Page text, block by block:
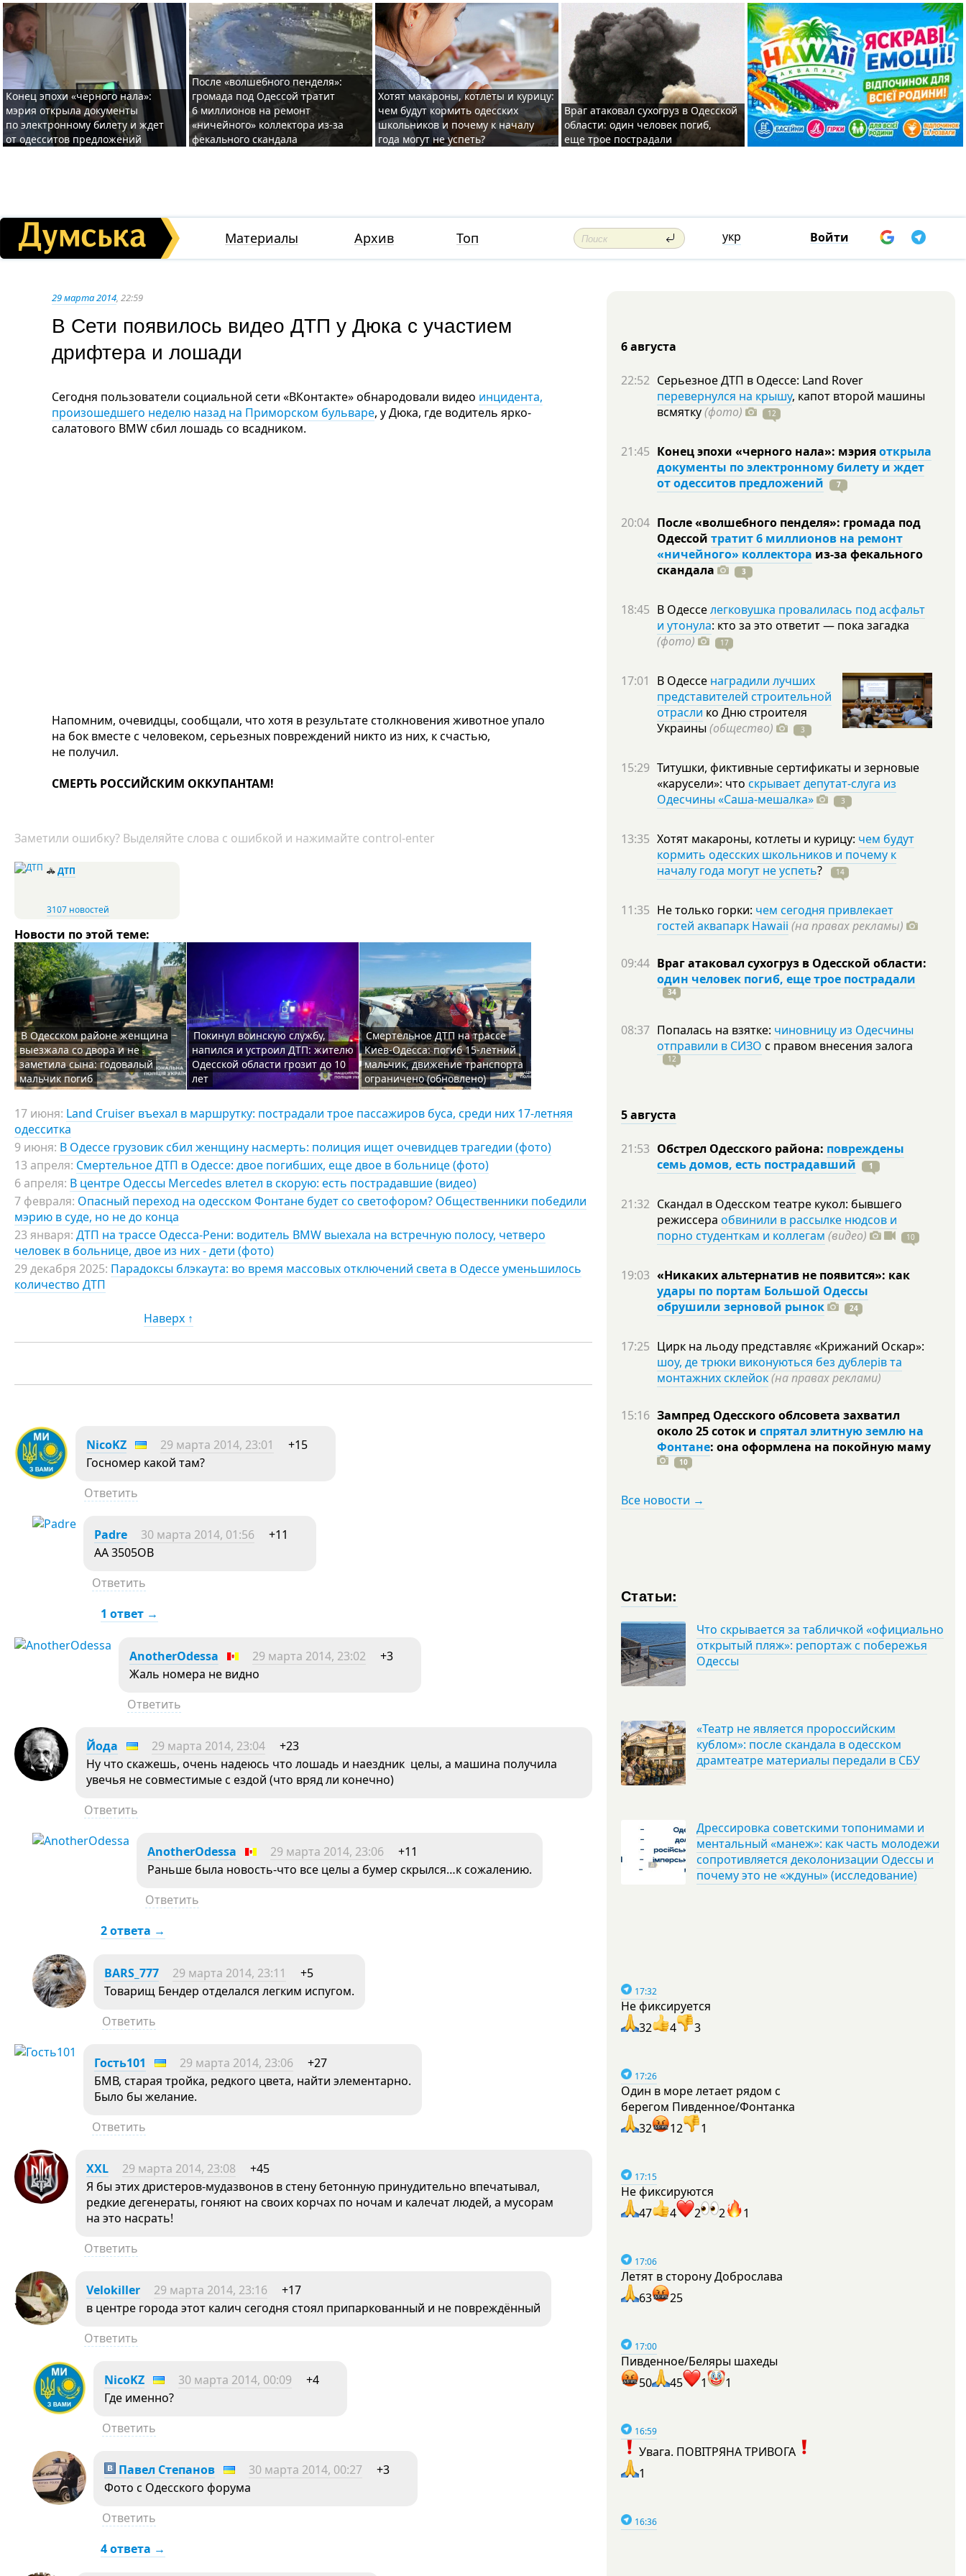
Конец эпохи «черного нала»:
мэрия открыла документы
по электронному билету и ждет
от одесситов предложений
После «волшебного пенделя»:
громада под Одессой тратит
6 миллионов на ремонт
«ничейного» коллектора из-за
фекального скандала
Хотят макароны, котлеты и курицу:
чем будут кормить одесских
школьников и почему к началу
года могут не успеть?
Враг атаковал сухогруз в Одесской
области: один человек погиб,
еще трое пострадали
Материалы Архив Топ укр Войти
29 марта 2014, 22:59
В Сети появилось видео ДТП у Дюка с участием
дрифтера и лошади
Сегодня пользователи социальной сети «ВКонтакте» обнародовали видео инцидента,
произошедшего неделю назад на Приморском бульваре, у Дюка, где водитель ярко-
салатового BMW сбил лошадь со всадником.
Напомним, очевидцы, сообщали, что хотя в результате столкновения животное упало
на бок вместе с человеком, серьезных повреждений никто из них, к счастью,
не получил.
СМЕРТЬ РОССИЙСКИМ ОККУПАНТАМ!
Заметили ошибку? Выделяйте слова с ошибкой и нажимайте control-enter
🚓ДТП
3107 новостей
Новости по этой теме:
В Одесском районе женщина
выезжала со двора и не
заметила сына: годовалый
мальчик погиб
Покинул воинскую службу,
напился и устроил ДТП: жителю
Одесской области грозит до 10
лет
Смертельное ДТП на трассе
Киев-Одесса: погиб 15-летний
мальчик, движение транспорта
ограничено (обновлено)
17 июня: Land Cruiser въехал в маршрутку: пострадали трое пассажиров буса, среди них 17-летняя
одесситка
9 июня: В Одессе грузовик сбил женщину насмерть: полиция ищет очевидцев трагедии (фото)
13 апреля: Смертельное ДТП в Одессе: двое погибших, еще двое в больнице (фото)
6 апреля: В центре Одессы Mercedes влетел в скорую: есть пострадавшие (видео)
7 февраля: Опасный переход на одесском Фонтане будет со светофором? Общественники победили
мэрию в суде, но не до конца
23 января: ДТП на трассе Одесса-Рени: водитель BMW выехала на встречную полосу, четверо
человек в больнице, двое из них - дети (фото)
29 декабря 2025: Парадоксы блэкаута: во время массовых отключений света в Одессе уменьшилось
количество ДТП
Наверх ↑
NicoKZ 29 марта 2014, 23:01
+15
Госномер какой там?
Ответить
Padre 30 марта 2014, 01:56
+11
AA 3505OB
Ответить
1 ответ →
AnotherOdessa 29 марта 2014, 23:02
+3
Жаль номера не видно
Ответить
Йода 29 марта 2014, 23:04
+23
Ну что скажешь, очень надеюсь что лошадь и наездник целы, а машина получила
увечья не совместимые с ездой (что вряд ли конечно)
Ответить
AnotherOdessa 29 марта 2014, 23:06
+11
Раньше была новость-что все целы а бумер скрылся…к сожалению.
Ответить
2 ответа →
BARS_777 29 марта 2014, 23:11
+5
Товарищ Бендер отделался легким испугом.
Ответить
Гость101 29 марта 2014, 23:06
+27
БМВ, старая тройка, редкого цвета, найти элементарно.
Было бы желание.
Ответить
XXL 29 марта 2014, 23:08
+45
Я бы этих дристеров-мудазвонов в стену бетонную принудительно впечатывал,
редкие дегенераты, гоняют на своих корчах по ночам и калечат людей, а мусорам
на это насрать!
Ответить
Velokiller 29 марта 2014, 23:16
+17
в центре города этот калич сегодня стоял припаркованный и не повреждённый
Ответить
NicoKZ 30 марта 2014, 00:09
+4
Где именно?
Ответить
Павел Степанов 30 марта 2014, 00:27
+3
Фото с Одесского форума
Ответить
4 ответа →
6 августа
22:52 Серьезное ДТП в Одессе: Land Rover
перевернулся на крышу, капот второй машины
всмятку(фото) 12
21:45 Конец эпохи «черного нала»: мэрияоткрыла
документы по электронному билету и ждет
от одесситов предложений
7
20:04 После «волшебного пенделя»: громада под
Одессой тратит 6 миллионов на ремонт
«ничейного» коллектора из-за фекального
скандала
3
18:45 В Одесселегковушка провалилась под асфальт
и утонула: кто за это ответит — пока загадка
(фото)
17
17:01 В Одессе наградили лучших
представителей строительной
отрасли ко Дню строителя
Украины (общество) 3
15:29 Титушки, фиктивные сертификаты и зерновые
«карусели»: что скрывает депутат-слуга из
Одесчины «Саша-мешалка»
3
13:35 Хотят макароны, котлеты и курицу: чем будут
кормить одесских школьников и почему к
началу года могут не успеть? 14
11:35 Не только горки: чем сегодня привлекает
гостей аквапарк Hawaii (на правах рекламы)
09:44 Враг атаковал сухогруз в Одесской области:
один человек погиб, еще трое пострадали
34
08:37 Попалась на взятке: чиновницу из Одесчины
отправили в СИЗО с правом внесения залога
12
5 августа
21:53 Обстрел Одесского района: повреждены
семь домов, есть пострадавший
1
21:32 Скандал в Одесском театре кукол: бывшего
режиссера обвинили в рассылке нюдсов и
порно студенткам и коллегам (видео) 10
19:03 «Никаких альтернатив не появится»: как
удары по портам Большой Одессы
обрушили зерновой рынок
24
17:25 Цирк на льоду представляє «Крижаний Оскар»:
шоу, де трюки виконуються без дублерів та
монтажних склейок(на правах реклами)
15:16 Зампред Одесского облсовета захватил
около 25 соток и спрятал элитную землю на
Фонтане: она оформлена на покойную маму
10
Все новости →
Статьи:
Что скрывается за табличкой «официально
открытый пляж»: репортаж с побережья
Одессы
«Театр не является пророссийским
кублом»: после скандала в одесском
драмтеатре материалы передали в СБУ
Дрессировка советскими топонимами и
ментальный «манеж»: как часть молодежи
сопротивляется деколонизации Одессы и
почему это не «ждуны» (исследование)
17:32
Не фиксируется
32
4 3
17:26
Один в море летает рядом с
берегом Пивденное/Фонтанка
32
12 1
17:15
Не фиксируются
47
4 2 2 1
17:06
Летят в сторону Доброслава
63
25
17:00
Пивденное/Беляры шахеды
50
45 1 1
16:59
Увага. ПОВІТРЯНА ТРИВОГА
1
16:36